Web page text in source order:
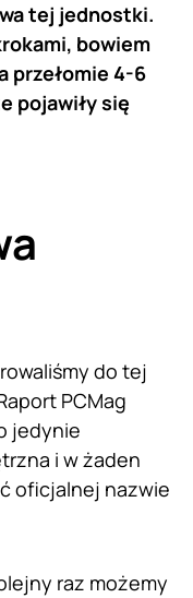
tej jednostki.
bowiem
przełomie 4-6
pojawiły się
do tej
PCMag
jedynie
i w żaden
oficjalnej nazwie
raz możemy